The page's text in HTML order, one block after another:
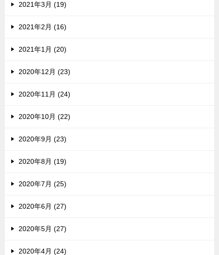
2021年3月 (19)
2021年2月 (16)
2021年1月 (20)
2020年12月 (23)
2020年11月 (24)
2020年10月 (22)
2020年9月 (23)
2020年8月 (19)
2020年7月 (25)
2020年6月 (27)
2020年5月 (27)
2020年4月 (24)